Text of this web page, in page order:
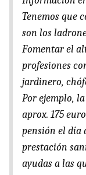
Tenemos que
son los
Fomentar el
profesiones
jardinero,
Por ejemplo,
aprox. 175
pensión el día
prestación
ayudas a las